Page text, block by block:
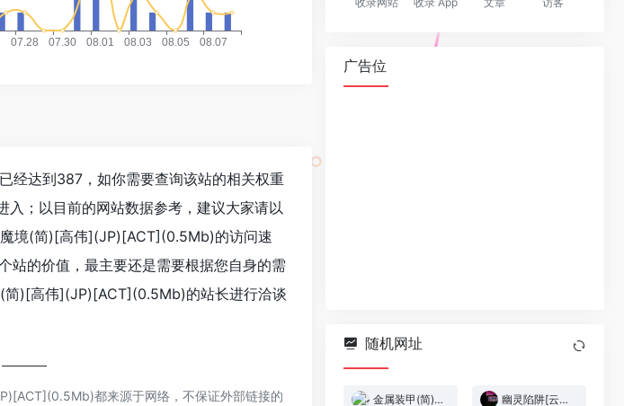
经达到387，如你需要查询该站的相关权重
入；以目前的网站数据参考，建议大家请以
境(简)[高伟](JP)[ACT](0.5Mb)的访问速
站的价值，最主要还是需要根据您自身的需
简)[高伟](JP)[ACT](0.5Mb)的站长进行洽谈
都来源于网络，不保证外部链接的
广告位
随机网址
金属装甲(简)[虫儿](JP)[ACT](2Mb) 幽灵陷阱[云山](完全汉化版)(简)(JP)(72Mb)